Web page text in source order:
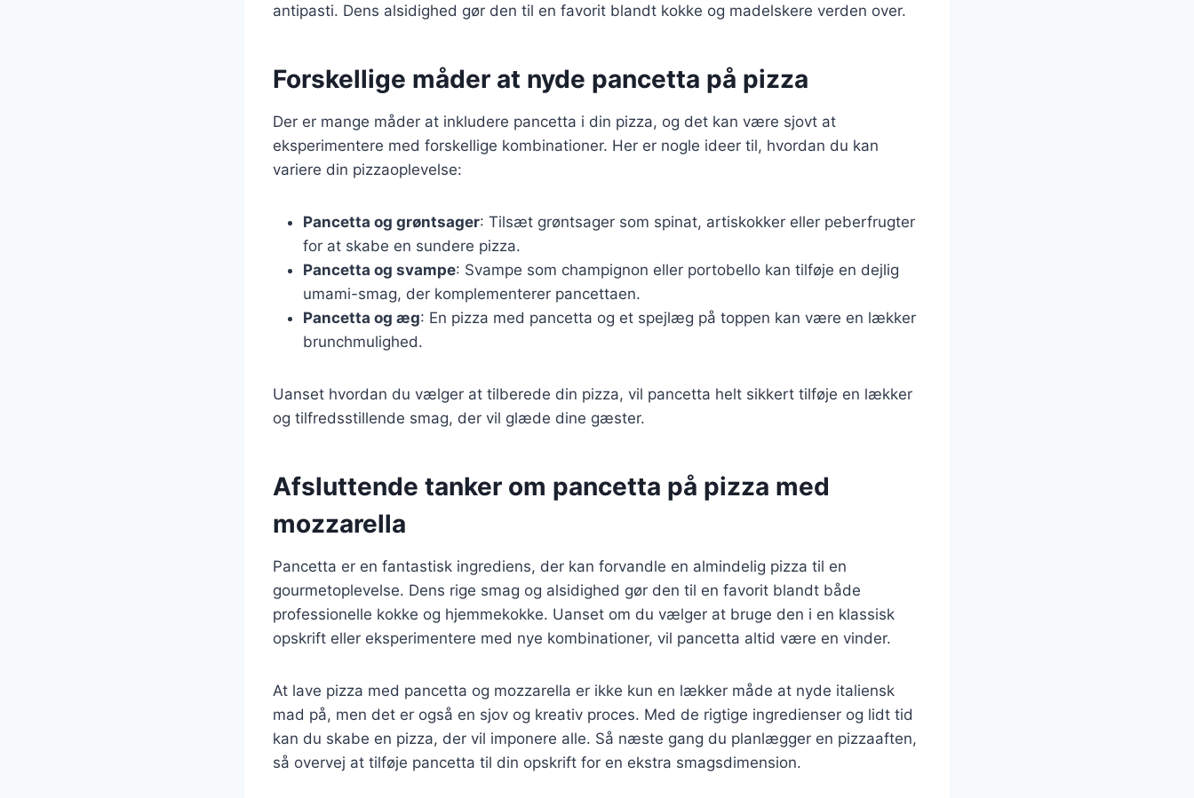
antipasti. Dens alsidighed gør den til en favorit blandt kokke og madelskere verden over.
Forskellige måder at nyde pancetta på pizza
Der er mange måder at inkludere pancetta i din pizza, og det kan være sjovt at
eksperimentere med forskellige kombinationer. Her er nogle ideer til, hvordan du kan
variere din pizzaoplevelse:
Pancetta og grøntsager: Tilsæt grøntsager som spinat, artiskokker eller peberfrugter
for at skabe en sundere pizza.
Pancetta og svampe: Svampe som champignon eller portobello kan tilføje en dejlig
umami-smag, der komplementerer pancettaen.
Pancetta og æg: En pizza med pancetta og et spejlæg på toppen kan være en lækker
brunchmulighed.
Uanset hvordan du vælger at tilberede din pizza, vil pancetta helt sikkert tilføje en lækker
og tilfredsstillende smag, der vil glæde dine gæster.
Afsluttende tanker om pancetta på pizza med
mozzarella
Pancetta er en fantastisk ingrediens, der kan forvandle en almindelig pizza til en
gourmetoplevelse. Dens rige smag og alsidighed gør den til en favorit blandt både
professionelle kokke og hjemmekokke. Uanset om du vælger at bruge den i en klassisk
opskrift eller eksperimentere med nye kombinationer, vil pancetta altid være en vinder.
At lave pizza med pancetta og mozzarella er ikke kun en lækker måde at nyde italiensk
mad på, men det er også en sjov og kreativ proces. Med de rigtige ingredienser og lidt tid
kan du skabe en pizza, der vil imponere alle. Så næste gang du planlægger en pizzaaften,
så overvej at tilføje pancetta til din opskrift for en ekstra smagsdimension.